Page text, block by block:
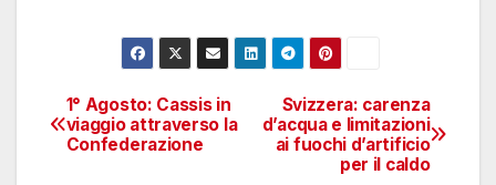
Navigazione
articoli
Svizzera: carenza
d’acqua e limitazioni
ai fuochi d’artificio
per il caldo
1° Agosto: Cassis in
viaggio attraverso la
Confederazione